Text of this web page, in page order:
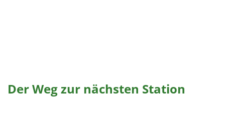
Der Weg zur nächsten Station